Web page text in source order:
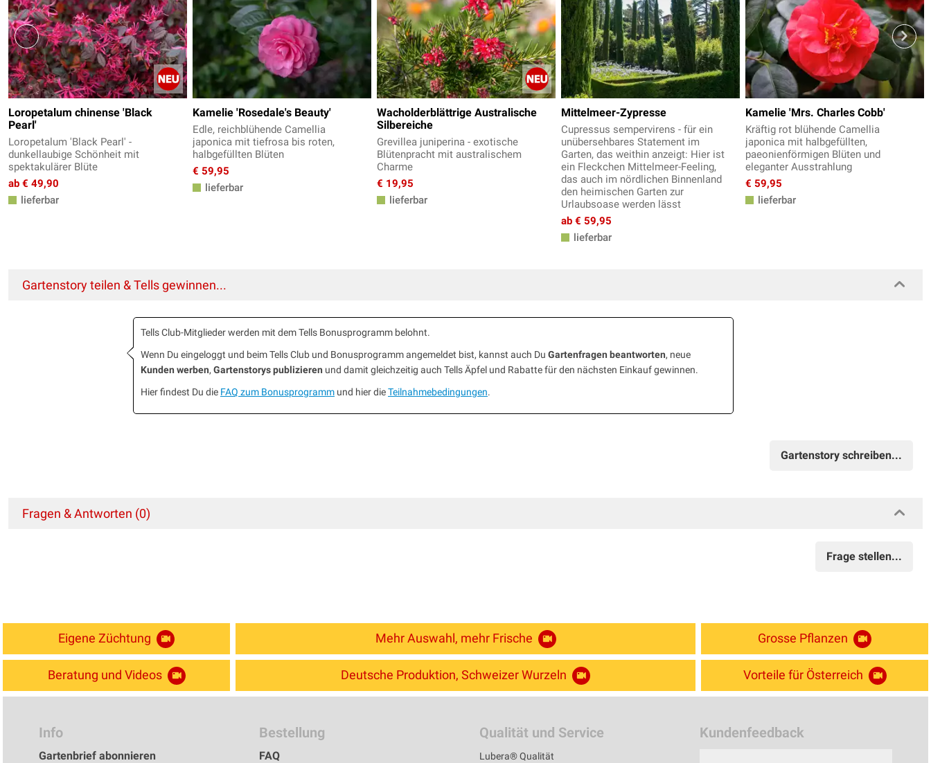
Loropetalum chinense 'Black
Pearl'
Loropetalum 'Black Pearl' -
dunkellaubige Schönheit mit
spektakulärer Blüte
ab € 49,90
lieferbar
Kamelie 'Rosedale's Beauty'
Edle, reichblühende Camellia
japonica mit tiefrosa bis roten,
halbgefüllten Blüten
€ 59,95
lieferbar
Wacholderblättrige Australische
Silbereiche
Grevillea juniperina - exotische
Blütenpracht mit australischem
Charme
€ 19,95
lieferbar
Mittelmeer-Zypresse
Cupressus sempervirens - für ein
unübersehbares Statement im
Garten, das weithin anzeigt: Hier ist
ein Fleckchen Mittelmeer-Feeling,
das auch im nördlichen Binnenland
den heimischen Garten zur
Urlaubsoase werden lässt
ab € 59,95
lieferbar
Kamelie 'Mrs. Charles Cobb'
Kräftig rot blühende Camellia
japonica mit halbgefüllten,
paeonienförmigen Blüten und
eleganter Ausstrahlung
€ 59,95
lieferbar
Gartenstory teilen & Tells gewinnen...
Tells Club-Mitglieder werden mit dem Tells Bonusprogramm belohnt.
Wenn Du eingeloggt und beim Tells Club und Bonusprogramm angemeldet bist, kannst auch Du Gartenfragen beantworten, neue
Kunden werben, Gartenstorys publizieren und damit gleichzeitig auch Tells Äpfel und Rabatte für den nächsten Einkauf gewinnen.
Hier findest Du die FAQ zum Bonusprogramm und hier dieTeilnahmebedingungen.
Gartenstory schreiben...
Fragen & Antworten (0)
Frage stellen...
Eigene Züchtung Mehr Auswahl, mehr Frische Grosse Pflanzen
Beratung und Videos Deutsche Produktion, Schweizer Wurzeln Vorteile für Österreich
Info
Gartenbrief abonnieren
Bestellung
FAQ
Qualität und Service
Lubera® Qualität
Kundenfeedback